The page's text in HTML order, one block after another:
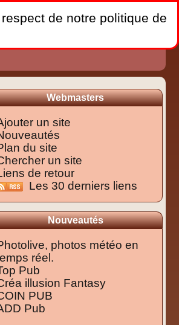
Webmasters
un site
du site
un site
de retour
Les 30 derniers liens
Nouveautés
photos météo en
réel.
Pub
illusion Fantasy
PUB
Pub
de notre politique de